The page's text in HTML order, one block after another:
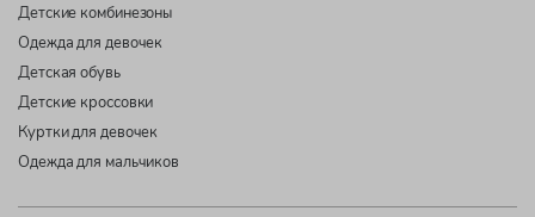
Детские комбинезоны
Одежда для девочек
Детская обувь
Детские кроссовки
Куртки для девочек
Одежда для мальчиков